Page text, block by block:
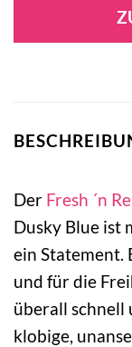
Der Fresh ´n
Dusky Blue ist
ein Statement.
und für die
überall schnell
klobige,